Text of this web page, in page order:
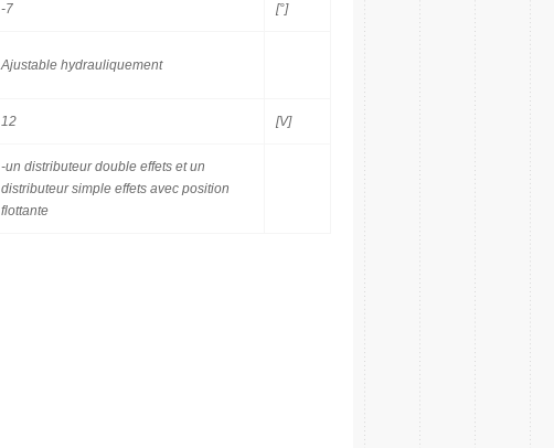
-7 [°]
Ajustable hydrauliquement
12 [V]
-un distributeur double effets et un
distributeur simple effets avec position
flottante